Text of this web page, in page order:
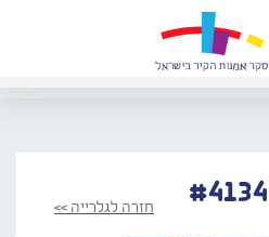
חזרה לגלרייה >>